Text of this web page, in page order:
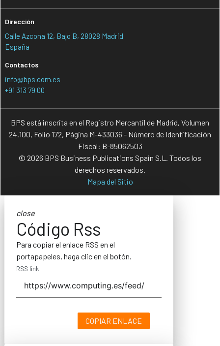
Dirección
Calle Azcona 12, Bajo B, 28028 Madrid
España
Contactos
info@bps.com.es
+91 313 79 00
BPS está inscrita en el Registro Mercantil de Madrid, Volumen
24.100, Folio 172, Página M-433036 - Número de Identificación
Fiscal: B-85062503
© 2026 BPS Business Publications Spain S.L. Todos los
derechos reservados.
Mapa del Sitio
close
Código Rss
Para copiar el enlace RSS en el
portapapeles, haga clic en el botón.
RSS link
COPIAR ENLACE